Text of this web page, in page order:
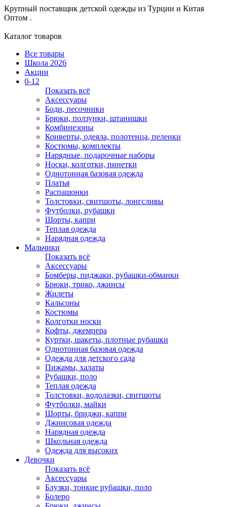
Крупный поставщик детской одежды из Турции и Китая
Оптом .
Каталог товаров
Все товары
Школа 2026
Акции
0-12
Показать всё
Аксессуары
Боди, песочники
Брюки, ползунки, штанишки
Комбинезоны
Конверты, одеяла, полотенца, пеленки
Костюмы, комплекты
Нарядные, подарочные наборы
Носки, колготки, пинетки
Однотонная базовая одежда
Платья
Распашонки
Толстовки, свитшоты, лонгсливы
Футболки, рубашки
Шорты, капри
Теплая одежда
Нарядная одежда
Мальчики
Показать всё
Аксессуары
Бомберы, пиджаки, рубашки-обманки
Брюки, трико, джинсы
Жилеты
Кальсоны
Костюмы
Колготки носки
Кофты, джемпера
Куртки, шакеты, плотные рубашки
Однотонная базовая одежда
Одежда для детского сада
Пижамы, халаты
Рубашки, поло
Теплая одежда
Толстовки, водолазки, свитшоты
Футболки, майки
Шорты, бриджи, капри
Джинсовая одежда
Нарядная одежда
Школьная одежда
Одежда для высоких
Девочки
Показать всё
Аксессуары
Блузки, тонкие рубашки, поло
Болеро